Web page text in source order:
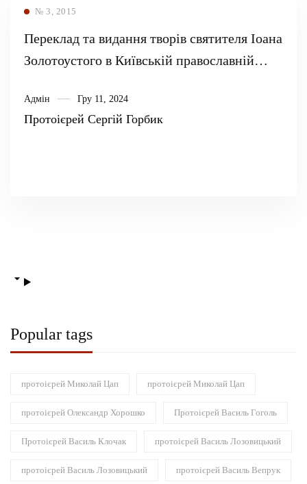
№ 3, 2015
Переклад та видання творів святителя Іоана
Золотоустого в Київській православній
Адмін Гру 11, 2024
Протоієрей Сергій Горбик
Popular tags
протоієрей Миколай Цап протоієрей Миколай Цап
протоієрей Олександр Хорошко Протоієрей Василь Гоголь
Протоієрей Василь Клочак протоієрей Василь Лозовицький
протоієрей Василь Лозовицький протоієрей Василь Вепрук